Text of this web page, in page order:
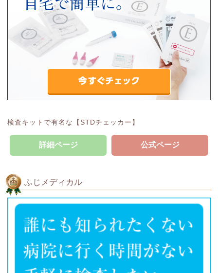
検査キットで有名な【STDチェッカー】
詳細ページ 公式ページ
ふじメディカル